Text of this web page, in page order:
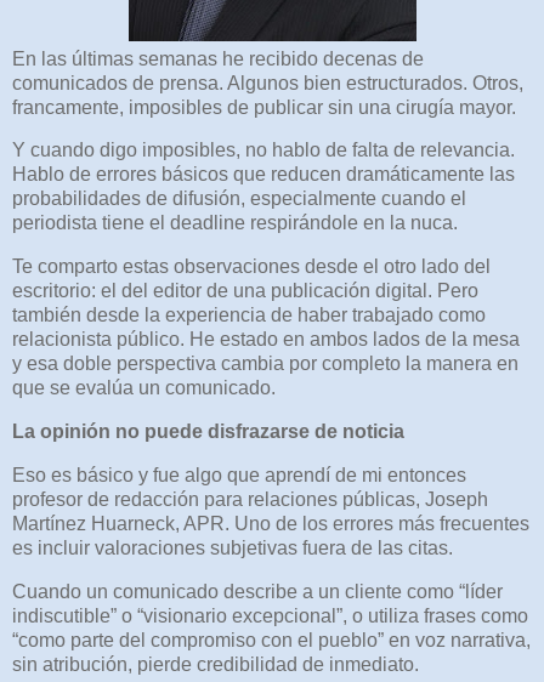
En las últimas semanas he recibido decenas de
comunicados de prensa. Algunos bien estructurados. Otros,
francamente, imposibles de publicar sin una cirugía mayor.
Y cuando digo imposibles, no hablo de falta de relevancia.
Hablo de errores básicos que reducen dramáticamente las
probabilidades de difusión, especialmente cuando el
periodista tiene el deadline respirándole en la nuca.
Te comparto estas observaciones desde el otro lado del
escritorio: el del editor de una publicación digital. Pero
también desde la experiencia de haber trabajado como
relacionista público. He estado en ambos lados de la mesa
y esa doble perspectiva cambia por completo la manera en
que se evalúa un comunicado.
La opinión no puede disfrazarse de noticia
Eso es básico y fue algo que aprendí de mi entonces
profesor de redacción para relaciones públicas, Joseph
Martínez Huarneck, APR. Uno de los errores más frecuentes
es incluir valoraciones subjetivas fuera de las citas.
Cuando un comunicado describe a un cliente como “líder
indiscutible” o “visionario excepcional”, o utiliza frases como
“como parte del compromiso con el pueblo” en voz narrativa,
sin atribución, pierde credibilidad de inmediato.